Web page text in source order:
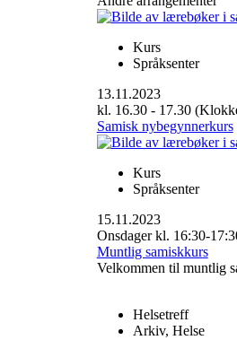
Kurs
Språksenter
13.11.2023
kl. 16.30 - 17.30
Samisk nybegynnerkurs
Kurs
Språksenter
15.11.2023
Onsdager kl. 16:30-
Muntlig samiskkurs
Velkommen til muntlig
Helsetreff
Arkiv, Helse